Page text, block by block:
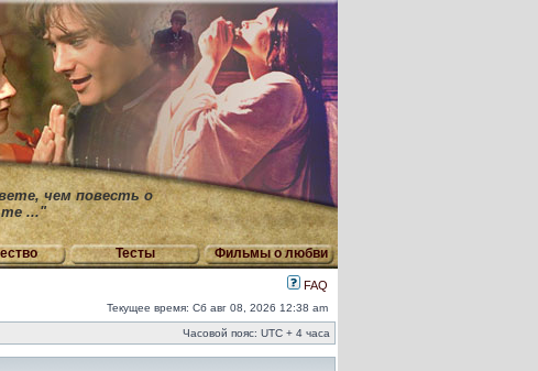
чем повесть о
..."
Тесты Фильмы о любви
FAQ
Текущее время: Сб авг 08, 2026 12:38 am
Часовой пояс: UTC + 4 часа